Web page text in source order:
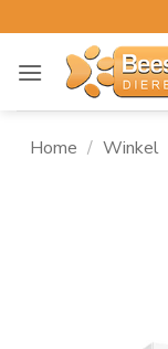
naar
inhoud
Home / Winkel